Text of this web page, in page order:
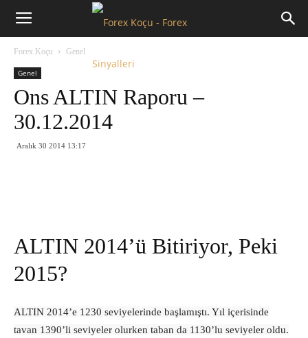
Forex
Forex Koçu Genel
Genel
Ons ALTIN Raporu –
30.12.2014
Aralık 30 2014 13:17
ALTIN 2014’ü Bitiriyor, Peki
2015?
ALTIN 2014’e 1230 seviyelerinde başlamıştı. Yıl içerisinde
tavan 1390’li seviyeler olurken taban da 1130’lu seviyeler oldu.